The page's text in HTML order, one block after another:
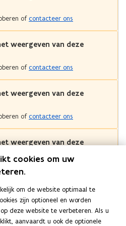
ofcontacteer ons
weergeven van deze
ofcontacteer ons
weergeven van deze
ofcontacteer ons
weergeven van deze
of
weergeven van deze
ofcontacteer ons
cookies om uw
om de website optimaal te
zijn optioneel en worden
deze website te verbeteren. Als u
aanvaardt u ook de optionele